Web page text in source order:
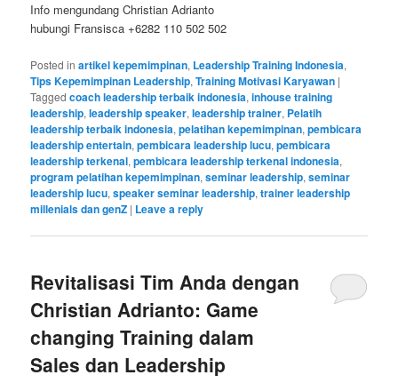
Info mengundang Christian Adrianto
hubungi Fransisca +6282 110 502 502
Posted in artikel kepemimpinan, Leadership Training Indonesia,
Tips Kepemimpinan Leadership,Training Motivasi Karyawan |
Tagged coach leadership terbaik indonesia,inhouse training
leadership,leadership speaker,leadership trainer, Pelatih
leadership terbaik indonesia,pelatihan kepemimpinan,pembicara
leadership entertain,pembicara leadership lucu,pembicara
leadership terkenal,pembicara leadership terkenal indonesia,
program pelatihan kepemimpinan,seminar leadership,seminar
leadership lucu,speaker seminar leadership,trainer leadership
millenials dan genZ | Leave a reply
Revitalisasi Tim Anda dengan
Christian Adrianto: Game
changing Training dalam
Sales dan Leadership